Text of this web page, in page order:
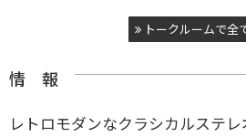
トークルームで全
情 報
レトロモダンなクラシカルステ